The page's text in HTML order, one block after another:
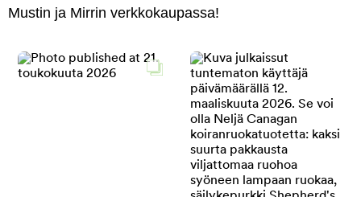
Mustin ja Mirrin verkkokaupassa!